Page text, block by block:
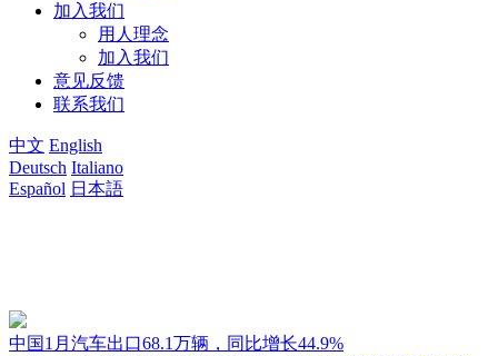
加入我们
用人理念
加入我们
意见反馈
联系我们
中文 English
Deutsch Italiano
Español 日本語
中国1月汽车出口68.1万辆，同比增长44.9%